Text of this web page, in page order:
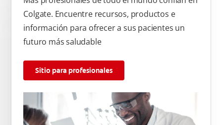
Colgate. Encuentre recursos, productos e
información para ofrecer a sus pacientes un
futuro más saludable
Sitio para profesionales